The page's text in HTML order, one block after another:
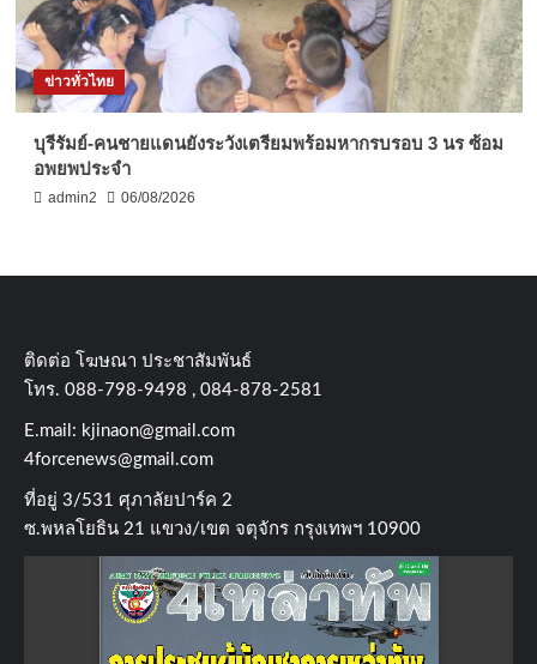
ข่าวทั่วไทย
บุรีรัมย์-คนชายแดนยังระวังเตรียมพร้อมหากรบรอบ 3 นร ซ้อม
อพยพประจำ
admin2 06/08/2026
ติดต่อ​ โฆษณา​ ประชาสัมพันธ์
โทร​. 088-798-9498 , 084-878-2581
E.mail: kjinaon@gmail.com
4forcenews@gmail.com
ที่อยู่​ 3/531​ ศุภาลัยปาร์ค​ 2
ซ.พหลโยธิน​ 21​ แขวง/เขต​ จตุจักร​ กรุงเทพฯ 10900